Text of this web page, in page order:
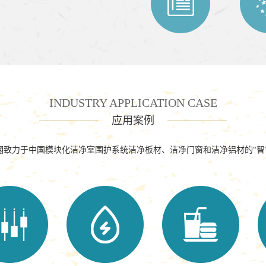
INDUSTRY APPLICATION CASE
应用案例
致力于中国模块化洁净室围护系统洁净板材、洁净门窗和洁净铝材的“智